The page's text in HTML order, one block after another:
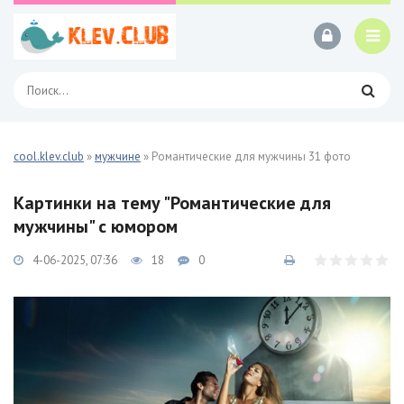
cool.klev.club »мужчине » Романтические для мужчины 31 фото
Картинки на тему "Романтические для
мужчины" с юмором
4-06-2025, 07:36 18 0